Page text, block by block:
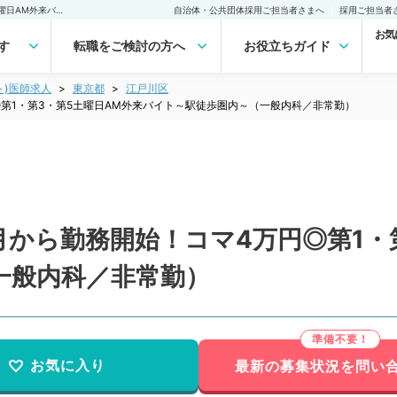
自治体・公共団体採用ご担当者さまへ 採用ご担当者
転職をご検討の方へ お役立ちガイド
お
)医師求人 東京都
江戸川区
・第3・第5土曜日AM外来バイト～駅徒歩圏内～（一般内科／非常勤）
から勤務開始！コマ4万円◎第1
内科／非常勤）
お気に入り 最新の募集状況を問い